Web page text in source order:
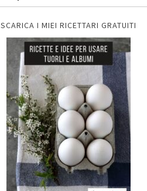
SCARICA I MIEI RICETTARI GRATUITI